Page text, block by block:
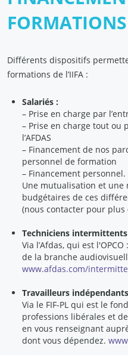
FORMATIONS
Différents dispositifs
formations de l’IIFA :
Salariés :
– Prise en charge par
– Prise en charge tout ou
l’AFDAS
– Financement de nos
personnel de formation
– Financement personnel.
Une mutualisation et
budgétaires de ces
(nous contacter pour plus
Techniciens
Via l’Afdas, qui est
de la branche
www.afdas.com/
Travailleurs
Via le FIF-PL qui est le
professions libérales et
en vous renseignant
dont vous dépendez.